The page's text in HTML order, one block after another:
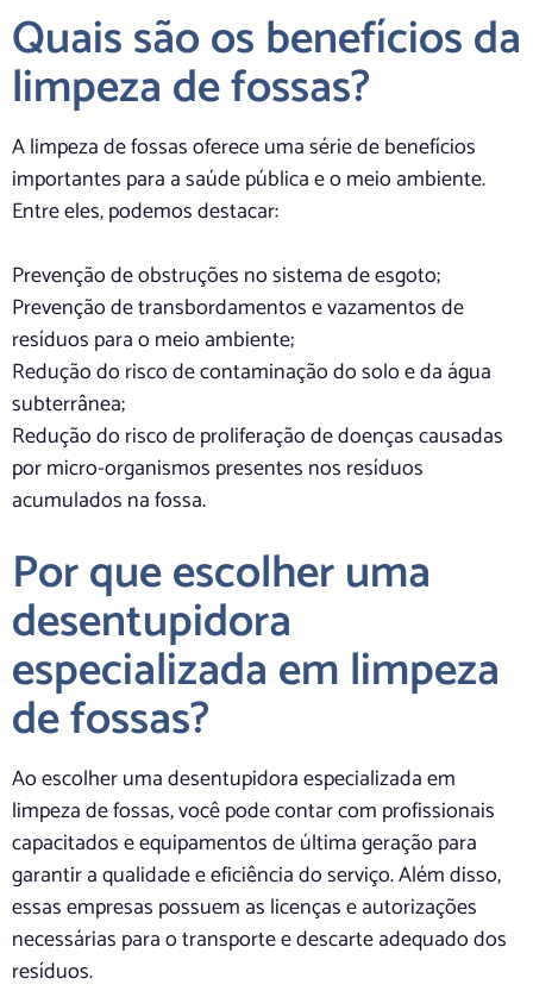
Quais são os benefícios da
limpeza de fossas?
A limpeza de fossas oferece uma série de benefícios
importantes para a saúde pública e o meio ambiente.
Entre eles, podemos destacar:
Prevenção de obstruções no sistema de esgoto;
Prevenção de transbordamentos e vazamentos de
resíduos para o meio ambiente;
Redução do risco de contaminação do solo e da água
subterrânea;
Redução do risco de proliferação de doenças causadas
por micro-organismos presentes nos resíduos
acumulados na fossa.
Por que escolher uma
desentupidora
especializada em limpeza
de fossas?
Ao escolher uma desentupidora especializada em
limpeza de fossas, você pode contar com profissionais
capacitados e equipamentos de última geração para
garantir a qualidade e eficiência do serviço. Além disso,
essas empresas possuem as licenças e autorizações
necessárias para o transporte e descarte adequado dos
resíduos.